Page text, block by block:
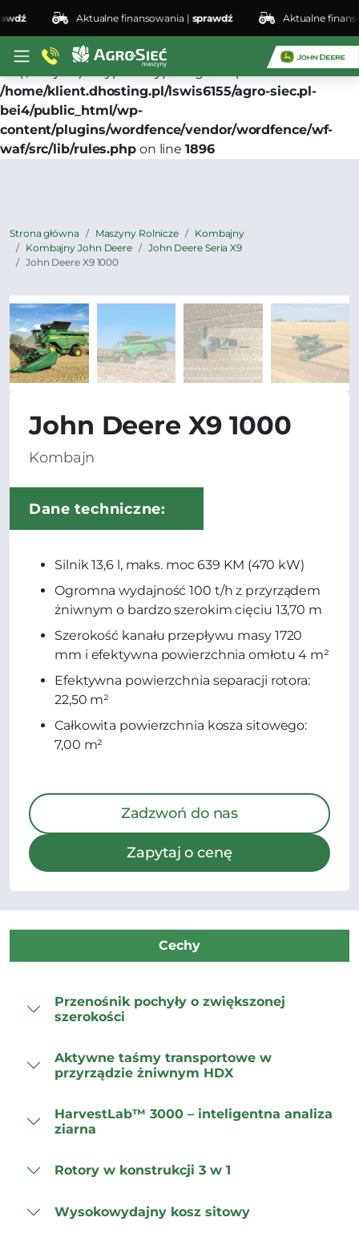
Deprecated: preg_replace(): Passing null to parameter
#3 ($subject) of type array|string is deprecated in
/home/klient.dhosting.pl/lswis6155/agro-siec.pl-
bei4/public_html/wp-
content/plugins/wordfence/vendor/wordfence/wf-
waf/src/lib/rules.phpon line1896
Aktualne finansowania |sprawdź Aktualne
Strona główna Maszyny Rolnicze
Kombajny
Kombajny John Deere
John Deere Seria X9
John Deere X9 1000
John Deere X9 1000
Kombajn
Dane techniczne:
Silnik 13,6 l, maks. moc 639 KM (470 kW)
Ogromna wydajność 100 t/h z przyrządem
żniwnym o bardzo szerokim cięciu 13,70 m
Szerokość kanału przepływu masy 1720
mm i efektywna powierzchnia omłotu 4 m²
Efektywna powierzchnia separacji rotora:
22,50 m²
Całkowita powierzchnia kosza sitowego:
7,00 m²
Zadzwoń do nas
Zapytaj o cenę
Cechy
Przenośnik pochyły o zwiększonej
szerokości
Aktywne taśmy transportowe w
przyrządzie żniwnym HDX
HarvestLab™ 3000 – inteligentna analiza
ziarna
Rotory w konstrukcji 3 w 1
Wysokowydajny kosz sitowy